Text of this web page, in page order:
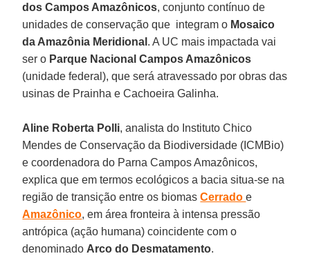
dos Campos Amazônicos, conjunto contínuo de
unidades de conservação que integram o Mosaico
da Amazônia Meridional . A UC mais impactada vai
ser o Parque Nacional Campos Amazônicos
(unidade federal), que será atravessado por obras das
usinas de Prainha e Cachoeira Galinha.
Aline Roberta Polli, analista do Instituto Chico
Mendes de Conservação da Biodiversidade (ICMBio)
e coordenadora do Parna Campos Amazônicos,
explica que em termos ecológicos a bacia situa-se na
região de transição entre os biomasCerradoe
Amazônico, em área fronteira à intensa pressão
antrópica (ação humana) coincidente com o
denominado Arco do Desmatamento.